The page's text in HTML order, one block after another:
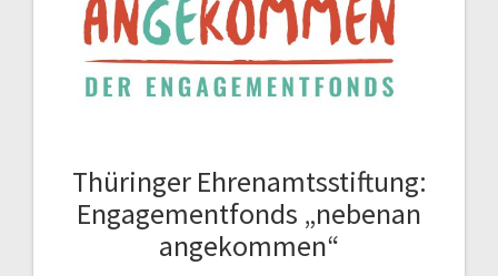
Thüringer Ehrenamtsstiftung:
Engagementfonds „nebenan
angekommen“